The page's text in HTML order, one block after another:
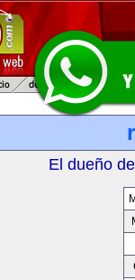
El dueño